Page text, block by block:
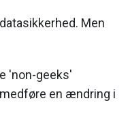
Men
'non-geeks'
en ændring i